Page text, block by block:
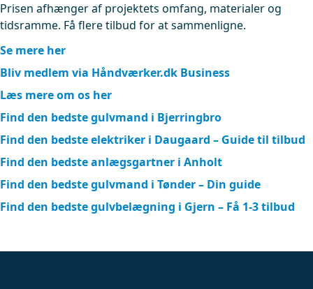
Prisen afhænger af projektets omfang, materialer og
tidsramme. Få flere tilbud for at sammenligne.
Se mere her
Bliv medlem via Håndværker.dk Business
Læs mere om os her
Find den bedste gulvmand i Bjerringbro
Find den bedste elektriker i Daugaard – Guide til tilbud
Find den bedste anlægsgartner i Anholt
Find den bedste gulvmand i Tønder – Din guide
Find den bedste gulvbelægning i Gjern – Få 1-3 tilbud